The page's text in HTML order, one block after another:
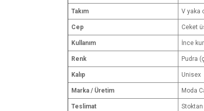
Takım V yaka
Cep Ceket
Kullanım İnce
Renk Pudra
Kalıp Unisex
Marka / Üretim Moda
Teslimat